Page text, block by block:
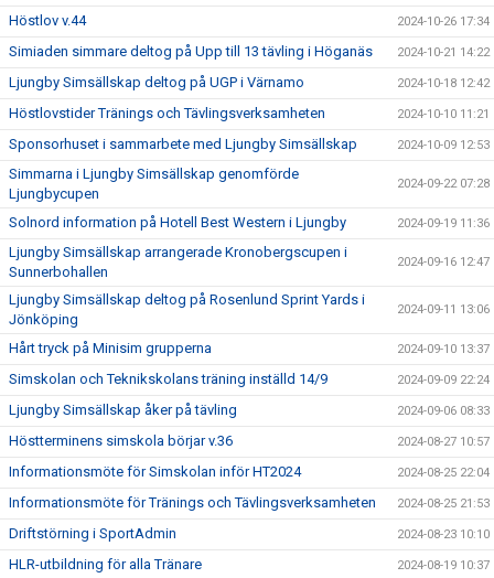
Höstlov v.44 2024-10-26 17:34
Simiaden simmare deltog på Upp till 13 tävling i Höganäs 2024-10-21 14:22
Ljungby Simsällskap deltog på UGP i Värnamo 2024-10-18 12:42
Höstlovstider Tränings och Tävlingsverksamheten 2024-10-10 11:21
Sponsorhuset i sammarbete med Ljungby Simsällskap 2024-10-09 12:53
Simmarna i Ljungby Simsällskap genomförde
Ljungbycupen
2024-09-22 07:28
Solnord information på Hotell Best Western i Ljungby 2024-09-19 11:36
Ljungby Simsällskap arrangerade Kronobergscupen i
Sunnerbohallen
2024-09-16 12:47
Ljungby Simsällskap deltog på Rosenlund Sprint Yards i
Jönköping
2024-09-11 13:06
Hårt tryck på Minisim grupperna 2024-09-10 13:37
Simskolan och Teknikskolans träning inställd 14/9 2024-09-09 22:24
Ljungby Simsällskap åker på tävling 2024-09-06 08:33
Höstterminens simskola börjar v.36 2024-08-27 10:57
Informationsmöte för Simskolan inför HT2024 2024-08-25 22:04
Informationsmöte för Tränings och Tävlingsverksamheten 2024-08-25 21:53
Driftstörning i SportAdmin 2024-08-23 10:10
HLR-utbildning för alla Tränare 2024-08-19 10:37